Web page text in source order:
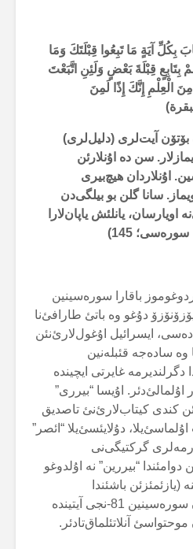
بِكُلِّ آيَةٍ مَا تَبِعُوا قِبْلَتَكَ وَمَا
بِتَابِعٍ قِبْلَةَ بَعْضٍ وَلَئِنِ اتَّبَعْتَ
الْعِلْمِ إِنَّكَ إِذًا لَمِنَ
بۆتۆن آیت‌لری (دلیل‌لری)
سن دە اۇنلارئن
اۇنلاردان هیچ‌بیری
سانا گلن بو بیلگی‌دن
یانلئش یاپان‌لارا
145)
باقارا سورەسینین
یۆزۆنۆزۆ دۇغو وە باتئ طارافئ‌نا
ایسرائیل اۇغول‌لارئ‌نئن
وە سادەجە قئبلەنین
دگرلندیرمە غایرتی ایچیندە
اۇلمالئ‌دئر. اۇیسا “بیرری”
کندی کیتاب‌لارئ‌نئ تاصدیق
دۇلایئسئ‌یلا “ائصر”
گرکتیگی‌نی
دوامئندا “بیررین” نە اۇلدوغو
(یازئمئزئن باشئندا
گؤردۆگۆمۆز، آلی عیمران سورەسینین 81-نجی آیتیندە
موحتواسئ آنلاتئلماق‌تادئر.